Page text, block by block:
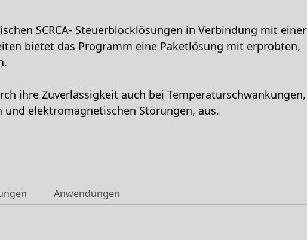
SCRCA- Steuerblocklösungen in Verbindung mit einer
bietet das Programm eine Paketlösung mit erprobten,
ihre Zuverlässigkeit auch bei Temperaturschwankungen,
elektromagnetischen Störungen, aus.
Anwendungen